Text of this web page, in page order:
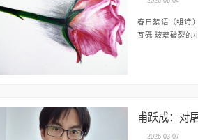
春日絮语（组诗） 明月夜 我见过无数轮月 新月 满月 上弦 下弦 唯独故乡的月亮 最会见缝插针 被门 墙
瓦砾 玻璃破
甫跃成：对
2026-03-07